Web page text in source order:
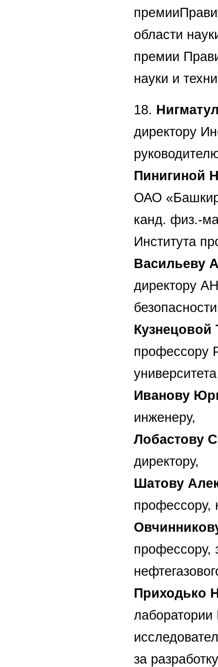
области
премии
науки и
18.
директору
Пинигиной
ОАО
канд. физ.-
Института
Васильеву
директору
Кузнецовой
профессору
Иванову
инженеру,
Лобастову
директору,
Шатову
профессору,
профессору,
Приходько
лаборатории
за